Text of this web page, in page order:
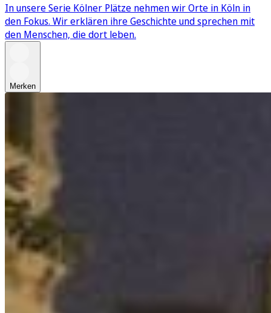
In unsere Serie Kölner Plätze nehmen wir Orte in Köln in
den Fokus. Wir erklären ihre Geschichte und sprechen mit
den Menschen, die dort leben.
Merken